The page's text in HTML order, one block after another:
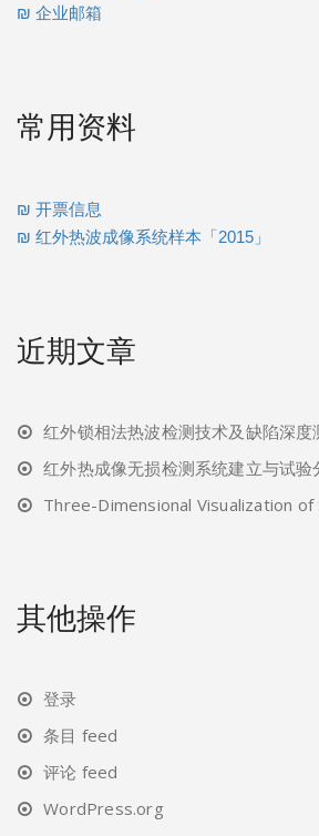
₪ 企业邮箱
常用资料
₪ 开票信息
₪ 红外热波成像系统样本「2015」
近期文章
红外锁相法热波检测技术及缺陷深度
红外热成像无损检测系统建立与试验
Three-Dimensional Visualization
其他操作
登录
条目 feed
评论 feed
WordPress.org